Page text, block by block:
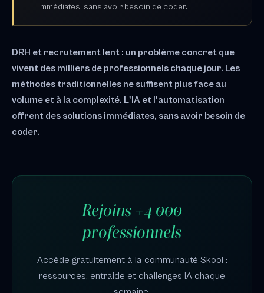
immédiates, sans avoir besoin de coder.
DRH et recrutement lent : un problème concret que
vivent des milliers de professionnels chaque jour. Les
méthodes traditionnelles ne suffisent plus face au
volume et à la complexité. L'IA et l'automatisation
offrent des solutions immédiates, sans avoir besoin de
coder.
Rejoins +4 000
professionnels
Accède gratuitement à la communauté Skool :
ressources, entraide et challenges IA chaque